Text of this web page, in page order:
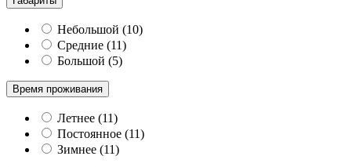
Небольшой (10)
Средние (11)
Большой (5)
Время проживания
Летнее (11)
Постоянное (11)
Зимнее (11)